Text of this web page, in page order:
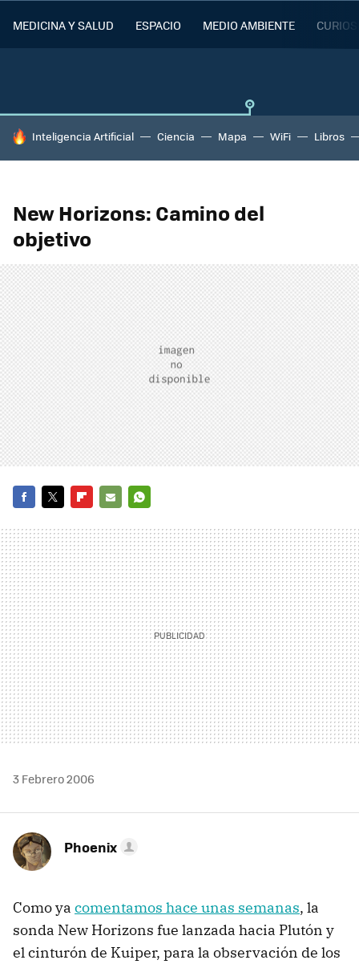
MEDICINA Y SALUD ESPACIO MEDIO AMBIENTE
HOY SE HABLA DE
Inteligencia Artificial Ciencia Mapa WiFi Libros
New Horizons: Camino del
objetivo
MAIL
3 Febrero 2006
Phoenix
Como ya comentamos hace unas semanas, la
sonda New Horizons fue lanzada hacia Plutón y
el cinturón de Kuiper, para la observación de los